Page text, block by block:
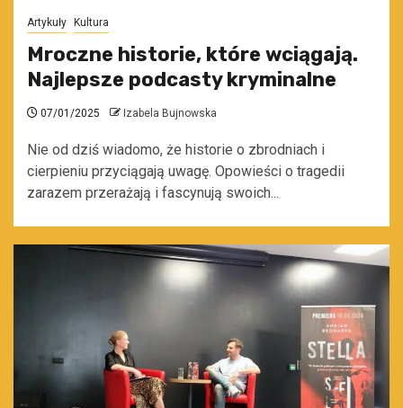
Artykuły Kultura
Mroczne historie, które wciągają.
Najlepsze podcasty kryminalne
07/01/2025 Izabela Bujnowska
Nie od dziś wiadomo, że historie o zbrodniach i
cierpieniu przyciągają uwagę. Opowieści o tragedii
zarazem przerażają i fascynują swoich...